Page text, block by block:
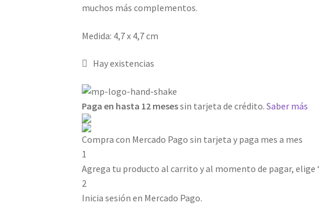
muchos más complementos.
Medida: 4,7 x 4,7 cm
Hay existencias
Paga en hasta 12 mesessin tarjeta de crédito. Saber más
Compra con Mercado Pago sin tarjeta y paga mes a mes
1
Agrega tu producto al carrito y al momento de pagar, elige
2
Inicia sesión en Mercado Pago.